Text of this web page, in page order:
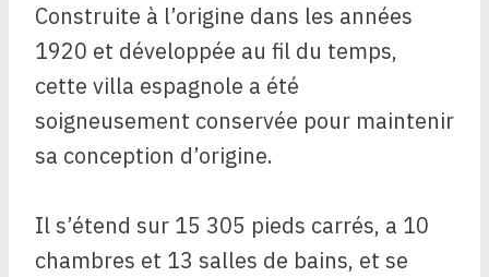
Construite à l’origine dans les années
1920 et développée au fil du temps,
cette villa espagnole a été
soigneusement conservée pour maintenir
sa conception d’origine.
Il s’étend sur 15 305 pieds carrés, a 10
chambres et 13 salles de bains, et se